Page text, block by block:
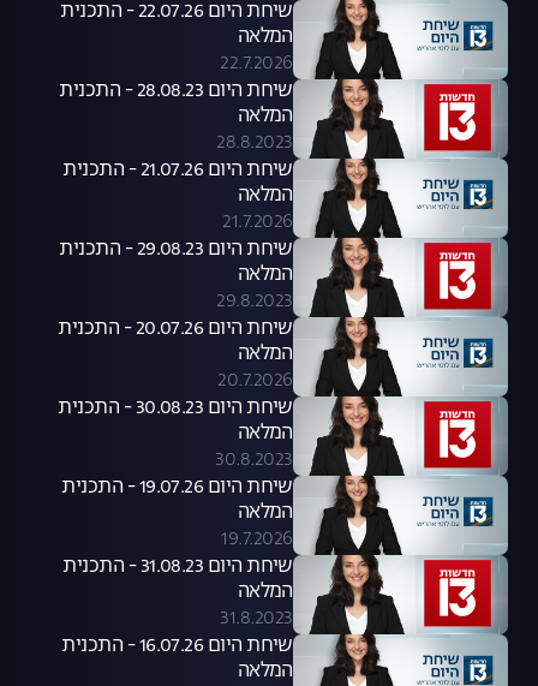
שיחת היום 22.07.26 - התכנית
המלאה
22.7.2026
שיחת היום 28.08.23 - התכנית
המלאה
28.8.2023
שיחת היום 21.07.26 - התכנית
המלאה
21.7.2026
שיחת היום 29.08.23 - התכנית
המלאה
29.8.2023
שיחת היום 20.07.26 - התכנית
המלאה
20.7.2026
שיחת היום 30.08.23 - התכנית
המלאה
30.8.2023
שיחת היום 19.07.26 - התכנית
המלאה
19.7.2026
שיחת היום 31.08.23 - התכנית
המלאה
31.8.2023
שיחת היום 16.07.26 - התכנית
המלאה